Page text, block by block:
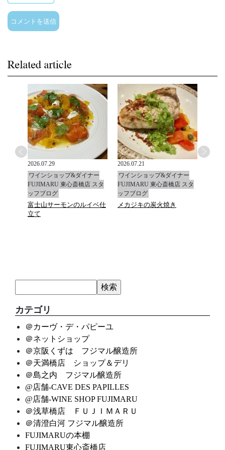
2026.07.29
ワインショップ&ダイナー
FUJIMARU 東心斎橋店 スタ
ッフブログ
富士山サーモンのルイベ仕
立て
2026.07.21
ワインショップ&ダイナー
FUJIMARU 東心斎橋店 スタ
ッフブログ
メカジキの炭火焼き
カテゴリ
＠カーヴ・デ・パピーユ
＠ネットショップ
＠京阪くずは フジマル醸造所
＠天満橋店 ショップ＆デリ
＠島之内 フジマル醸造所
@店舗-CAVE DES PAPILLES
@店舗-WINE SHOP FUJIMARU
＠浅草橋店 ＦＵＪＩＭＡＲＵ
＠清澄白河 フジマル醸造所
FUJIMARUの本棚
FUJIMARU東心斎橋店